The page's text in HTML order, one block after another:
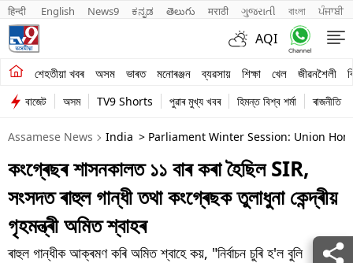
हिन्दी English News9 ಕನ್ನಡ తెలుగు मराठी ગુજરાતી বাংলা ਪੰਜਾਬੀ
AQI
শেহতীয়া খবৰ অসম ভাৰত মনোৰঞ্জন ব্যৱসায় শিক্ষা খেল জীৱনশৈলী
শেহতীয়া খবৰ
অসম
ভাৰত
মনোৰঞ্জন
শিক্ষা
বাজেট অসম TV9 Shorts পুৱাৰ মুখ্য খবৰ হিমন্ত বিশ্ব শৰ্মা ৰাজনীতি
Assamese News India > Parliament Winter Session: Union
কংগ্ৰেছৰ শাসনকালত ১১ বাৰ কৰা হৈছিল SIR,
সংসদত ৰাহুল গান্ধী তথা কংগ্ৰেছক তুলাধুনা কেন্দ্ৰীয়
গৃহমন্ত্ৰী অমিত শ্বাহৰ
ৰাহুল গান্ধীক আক্ৰমণ কৰি অমিত শ্বাহে কয়, "নিৰ্বাচন চুৰি হ'ল বুলি